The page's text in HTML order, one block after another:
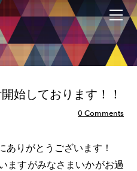
始しております！！
0 Comments
ありがとうございます！
ますがみなさまいかがお過
プ
ヤク
カタ
ラセ
レ
ビス